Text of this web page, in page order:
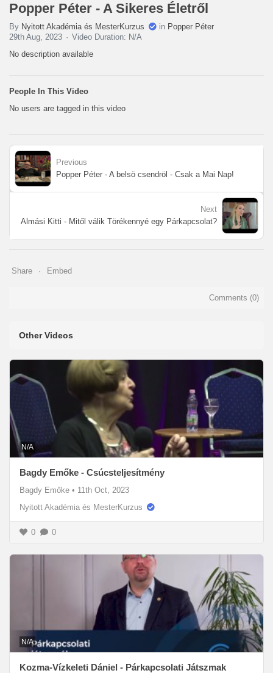
Popper Péter - A Sikeres Életről
By Nyitott Akadémia és MesterKurzus in Popper Péter
29th Aug, 2023
Video Duration: N/A
No description available
People In This Video
No users are tagged in this video
Previous
Popper Péter - A belsö csendröl - Csak a Mai Nap!
Next
Almási Kitti - Mitől válik Törékennyé egy Párkapcsolat?
Share Embed
Comments (0)
Other Videos
N/A
Bagdy Emőke - Csúcsteljesítmény
Bagdy Emőke • 11th Oct, 2023
Nyitott Akadémia és MesterKurzus
0 0
N/A
Kozma-Vízkeleti Dániel - Párkapcsolati Játszmak